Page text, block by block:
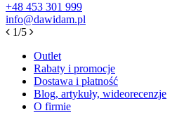
+48 453 301 999
info@dawidam.pl
1/5
Outlet
Rabaty i promocje
Dostawa i płatność
Blog, artykuły, wideorecenzje
O firmie